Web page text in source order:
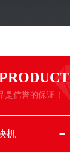
是信誉的保证！
机